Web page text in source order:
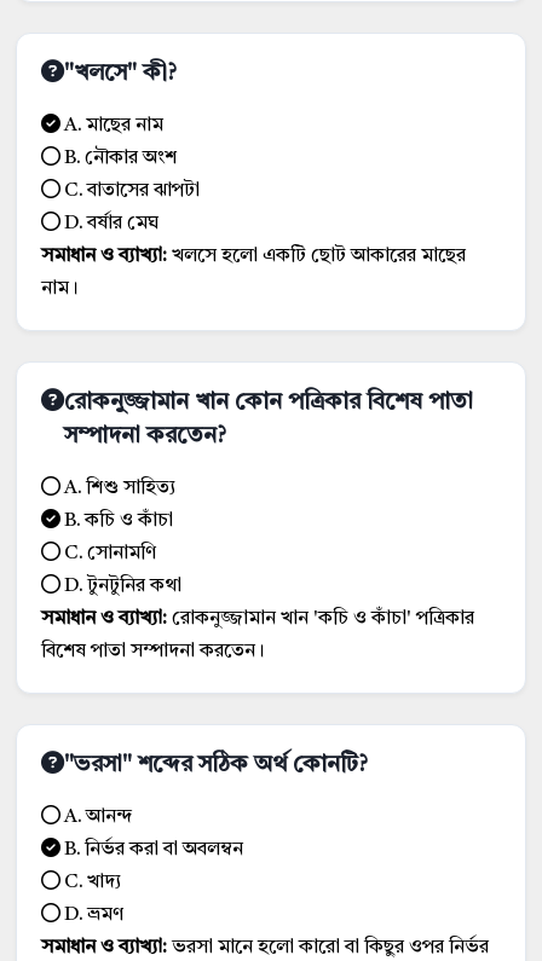
"খলসে" কী?
A. মাছের নাম
B. নৌকার অংশ
C. বাতাসের ঝাপটা
D. বর্ষার মেঘ
সমাধান ও ব্যাখ্যা: খলসে হলো একটি ছোট আকারের মাছের
নাম।
রোকনুজ্জামান খান কোন পত্রিকার বিশেষ পাতা
সম্পাদনা করতেন?
A. শিশু সাহিত্য
B. কচি ও কাঁচা
C. সোনামণি
D. টুনটুনির কথা
সমাধান ও ব্যাখ্যা: রোকনুজ্জামান খান 'কচি ও কাঁচা' পত্রিকার
বিশেষ পাতা সম্পাদনা করতেন।
"ভরসা" শব্দের সঠিক অর্থ কোনটি?
A. আনন্দ
B. নির্ভর করা বা অবলম্বন
C. খাদ্য
D. ভ্রমণ
সমাধান ও ব্যাখ্যা:ভরসা মানে হলো কারো বা কিছুর ওপর নির্ভর